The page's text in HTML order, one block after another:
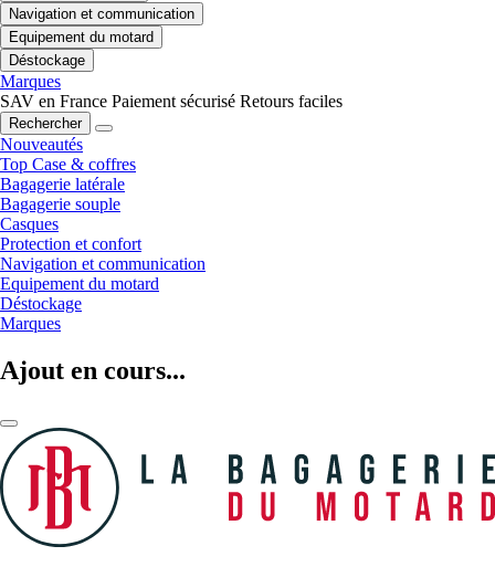
Navigation et communication
Equipement du motard
Déstockage
Marques
SAV en France Paiement sécurisé Retours faciles
Rechercher
Nouveautés
Top Case & coffres
Bagagerie latérale
Bagagerie souple
Casques
Protection et confort
Navigation et communication
Equipement du motard
Déstockage
Marques
Ajout en cours...